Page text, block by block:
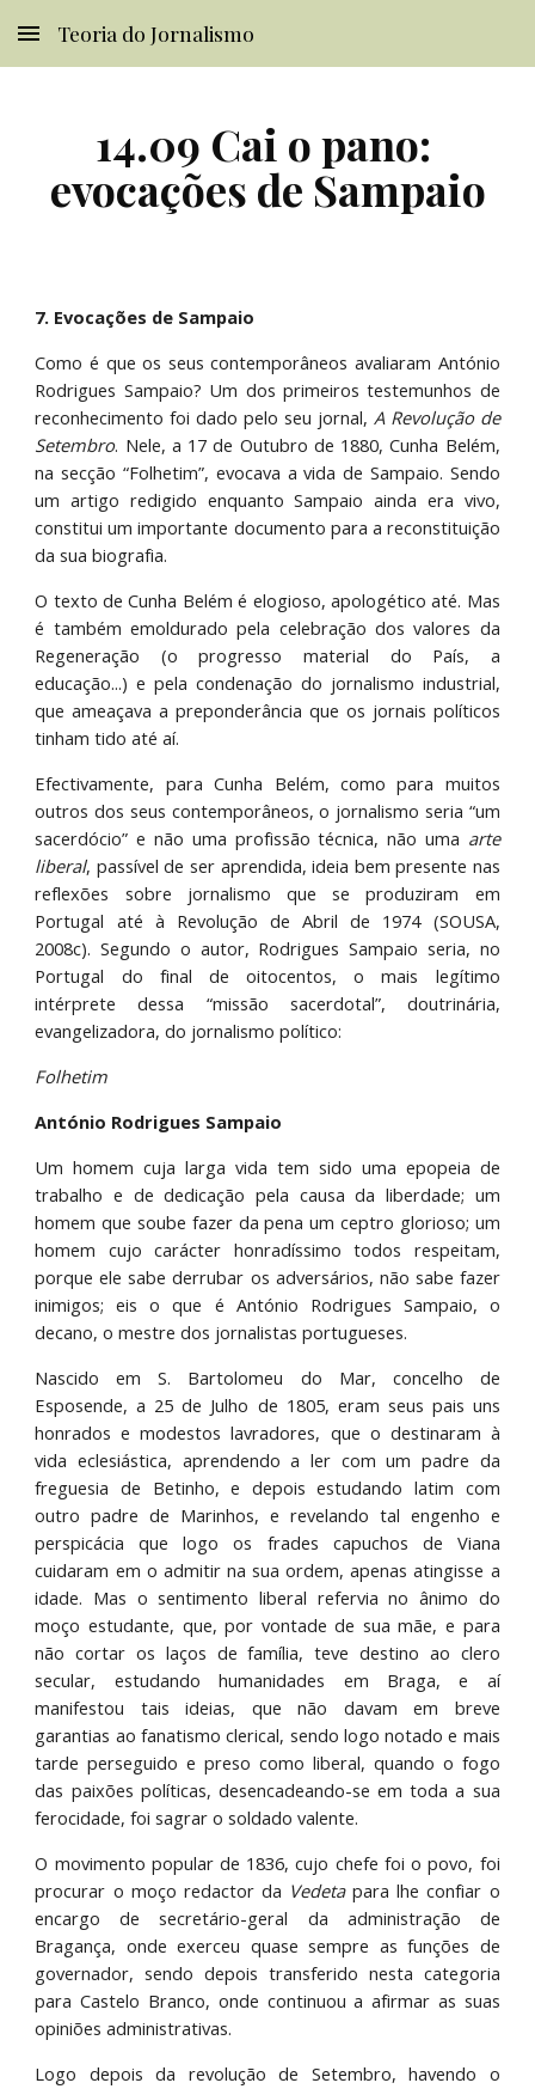
Skip to main content
Teoria do Jornalismo
14.09 Cai o pano:
evocações de Sampaio
7. Evocações de Sampaio
Como é que os seus contemporâneos avaliaram António
Rodrigues Sampaio? Um dos primeiros testemunhos de
reconhecimento foi dado pelo seu jornal, A Revolução de
Setembro. Nele, a 17 de Outubro de 1880, Cunha Belém,
na secção “Folhetim”, evocava a vida de Sampaio. Sendo
um artigo redigido enquanto Sampaio ainda era vivo,
constitui um importante documento para a reconstituição
da sua biografia.
O texto de Cunha Belém é elogioso, apologético até. Mas
é também emoldurado pela celebração dos valores da
Regeneração (o progresso material do País, a
educação...) e pela condenação do jornalismo industrial,
que ameaçava a preponderância que os jornais políticos
tinham tido até aí.
Efectivamente, para Cunha Belém, como para muitos
outros dos seus contemporâneos, o jornalismo seria “um
sacerdócio” e não uma profissão técnica, não uma arte
liberal, passível de ser aprendida, ideia bem presente nas
reflexões sobre jornalismo que se produziram em
Portugal até à Revolução de Abril de 1974 (SOUSA,
2008c). Segundo o autor, Rodrigues Sampaio seria, no
Portugal do final de oitocentos, o mais legítimo
intérprete dessa “missão sacerdotal”, doutrinária,
evangelizadora, do jornalismo político:
Folhetim
António Rodrigues Sampaio
Um homem cuja larga vida tem sido uma epopeia de
trabalho e de dedicação pela causa da liberdade; um
homem que soube fazer da pena um ceptro glorioso; um
homem cujo carácter honradíssimo todos respeitam,
porque ele sabe derrubar os adversários, não sabe fazer
inimigos; eis o que é António Rodrigues Sampaio, o
decano, o mestre dos jornalistas portugueses.
Nascido em S. Bartolomeu do Mar, concelho de
Esposende, a 25 de Julho de 1805, eram seus pais uns
honrados e modestos lavradores, que o destinaram à
vida eclesiástica, aprendendo a ler com um padre da
freguesia de Betinho, e depois estudando latim com
outro padre de Marinhos, e revelando tal engenho e
perspicácia que logo os frades capuchos de Viana
cuidaram em o admitir na sua ordem, apenas atingisse a
idade. Mas o sentimento liberal refervia no ânimo do
moço estudante, que, por vontade de sua mãe, e para
não cortar os laços de família, teve destino ao clero
secular, estudando humanidades em Braga, e aí
manifestou tais ideias, que não davam em breve
garantias ao fanatismo clerical, sendo logo notado e mais
tarde perseguido e preso como liberal, quando o fogo
das paixões políticas, desencadeando-se em toda a sua
ferocidade, foi sagrar o soldado valente.
O movimento popular de 1836, cujo chefe foi o povo, foi
procurar o moço redactor da Vedetapara lhe confiar o
encargo de secretário-geral da administração de
Bragança, onde exerceu quase sempre as funções de
governador, sendo depois transferido nesta categoria
para Castelo Branco, onde continuou a afirmar as suas
opiniões administrativas.
Logo depois da revolução de Setembro, havendo o